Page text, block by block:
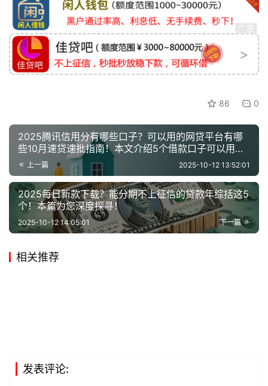
86 0
2025腾讯信用分有哪些口子？可以用的网贷平台有哪
些10月速贷速批指南！本文介绍5个借款口子可以用的
网贷软件
上一篇 2025-10-12 13:52:01
2025每日新款下载？能分期不上征信的贷款年综括这5
个！本篇为您深度探寻！
下一篇
2025-10-12 14:05:01
相关推荐
发表评论: